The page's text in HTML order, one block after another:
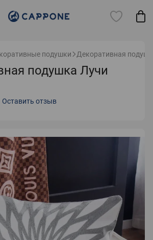
подушки Декоративная
подушка Лучи
Оставить отзыв